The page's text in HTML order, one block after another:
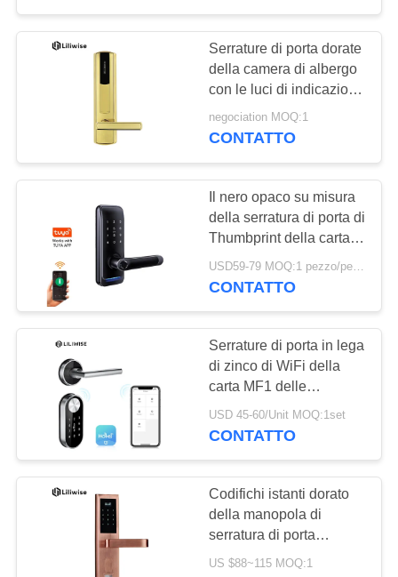
Serrature di porta dorate
della camera di albergo
con le luci di indicazione
del LED 285mm * 70mm
negociation MOQ:1
CONTATTO
Il nero opaco su misura
della serratura di porta di
Thumbprint della carta di
Smart RFID
CONTATTO
Serrature di porta in lega
di zinco di WiFi della
carta MF1 delle
serrature di porta
dell'hotel della norma
USD 45-60/Unit MOQ:1set
CONTATTO
Codifichi istanti dorato
della manopola di
serratura di porta
dell'impronta digitale i
US $88~115 MOQ:1